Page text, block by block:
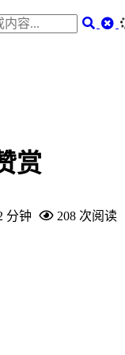
赏
分钟 208 次阅读